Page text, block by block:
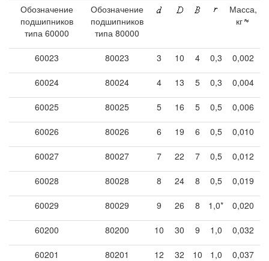
Обозначение
подшипников
типа 60000
Обозначение
подшипников
типа 80000
Масса,
кг
60023 80023 3 10 4 0,3 0,002
60024 80024 4 13 5 0,3 0,004
60025 80025 5 16 5 0,5 0,006
60026 80026 6 19 6 0,5 0,010
60027 80027 7 22 7 0,5 0,012
60028 80028 8 24 8 0,5 0,019
60029 80029 9 26 8 1,0* 0,020
60200 80200 10 30 9 1,0 0,032
60201 80201 12 32 10 1,0 0,037